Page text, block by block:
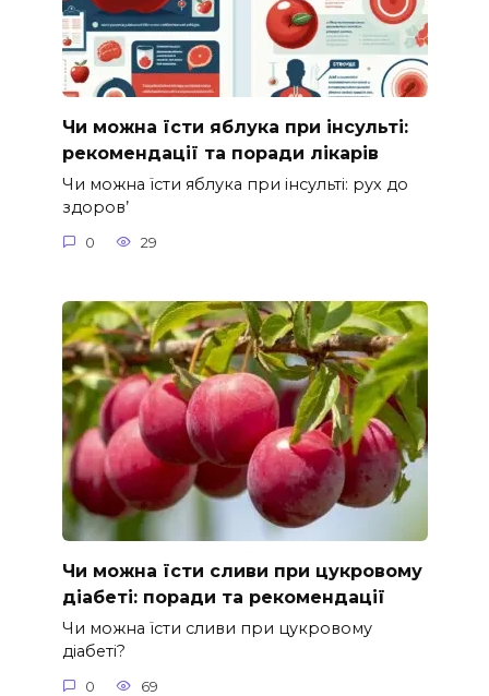
Чи можна їсти яблука при інсульті:
рекомендації та поради лікарів
Чи можна їсти яблука при інсульті: рух до
здоров’
0 29
Чи можна їсти сливи при цукровому
діабеті: поради та рекомендації
Чи можна їсти сливи при цукровому
діабеті?
0 69